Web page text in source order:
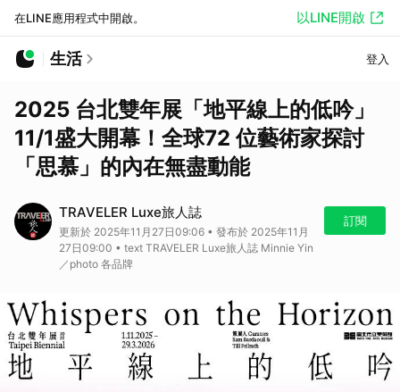
在LINE應用程式中開啟。 以LINE開啟
生活 登入
2025 台北雙年展「地平線上的低吟」
11/1盛大開幕！全球72 位藝術家探討
「思慕」的內在無盡動能
TRAVELER Luxe旅人誌
更新於 2025年11月27日09:06 • 發布於 2025年11月
27日09:00 • text TRAVELER Luxe旅人誌 Minnie Yin
／photo 各品牌
訂閱